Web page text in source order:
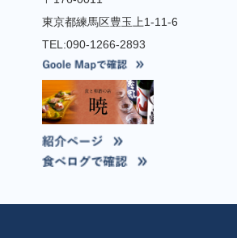
東京都練馬区豊玉上1-11-6
TEL:090-1266-2893